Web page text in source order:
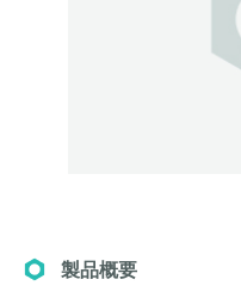
製品概要